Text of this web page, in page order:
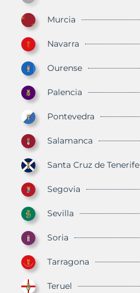
Murcia
Navarra
Ourense
Palencia
Pontevedra
Salamanca
Santa Cruz de Tenerife
Segovia
Sevilla
Soria
Tarragona
Teruel